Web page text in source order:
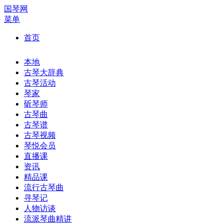
国琴网
菜单
首页
本地
古琴大辞典
古琴活动
琴家
斫琴师
古琴曲
古琴谱
古琴视频
琴悦会员
直播课
资讯
精品课
流行古琴曲
寻琴记
人物访谈
流派琴曲精讲